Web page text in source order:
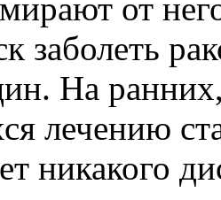
от
заболеть
На
лечению
никакого